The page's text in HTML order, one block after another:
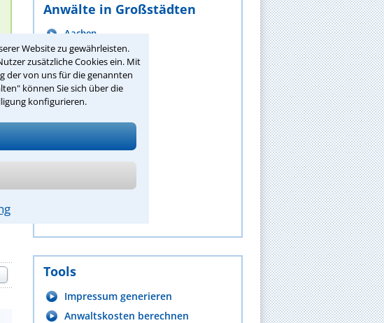
Website zu gewährleisten.
zusätzliche Cookies ein. Mit
der von uns für die genannten
können Sie sich über die
konfigurieren.
Anwälte in Großstädten
Aachen
Augsburg
Berlin
Bielefeld
Bochum
Bremen
Tools
Impressum generieren
Anwaltskosten berechnen